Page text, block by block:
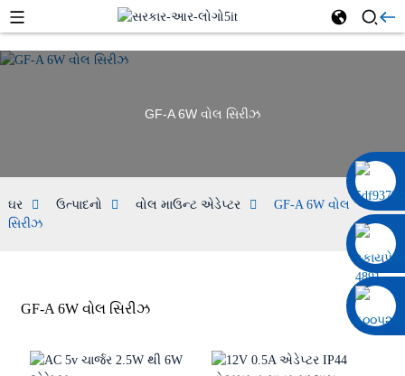
0086 13322920697
GF-A 6W વોલ સિરીઝ
ઘર ઉત્પાદનો વોલ માઉન્ટ એડેપ્ટર
GF-A 6W વોલ
સિરીઝ
GF-A 6W વોલ સિરીઝ